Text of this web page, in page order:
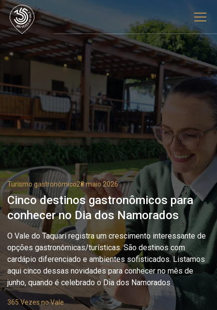
Turismo gastronômico28 maio 2026
Cinco destinos gastronômicos para
conhecer no Dia dos Namorados
O Vale do Taquari registra um crescimento interessante de
opções gastronômicas/turísticas. São destinos com
cardápio diferenciado e ambientes sofisticados. Listamos
aqui cinco dessas novidades para conhecer no mês de
junho, quando é celebrado o Dia dos Namorados
365 Vezes no Vale